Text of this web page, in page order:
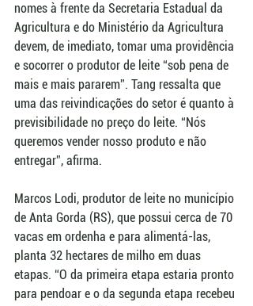
nomes à frente da Secretaria Estadual da
Agricultura e do Ministério da Agricultura
devem, de imediato, tomar uma providência
e socorrer o produtor de leite “sob pena de
mais e mais pararem”. Tang ressalta que
uma das reivindicações do setor é quanto à
previsibilidade no preço do leite. “Nós
queremos vender nosso produto e não
entregar”, afirma.
Marcos Lodi, produtor de leite no município
de Anta Gorda (RS), que possui cerca de 70
vacas em ordenha e para alimentá-las,
planta 32 hectares de milho em duas
etapas. “O da primeira etapa estaria pronto
para pendoar e o da segunda etapa recebeu